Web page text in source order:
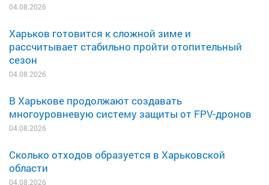
04.08.2026
Харьков готовится к сложной зиме и
рассчитывает стабильно пройти отопительный
сезон
04.08.2026
В Харькове продолжают создавать
многоуровневую систему защиты от FPV-дронов
04.08.2026
Сколько отходов образуется в Харьковской
области
04.08.2026